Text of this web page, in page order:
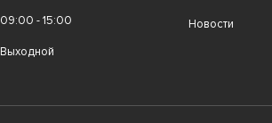
09:00 - 15:00
Выходной
Новости